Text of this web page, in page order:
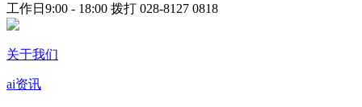
工作日9:00 - 18:00 拨打 028-8127 0818
关于我们
ai资讯